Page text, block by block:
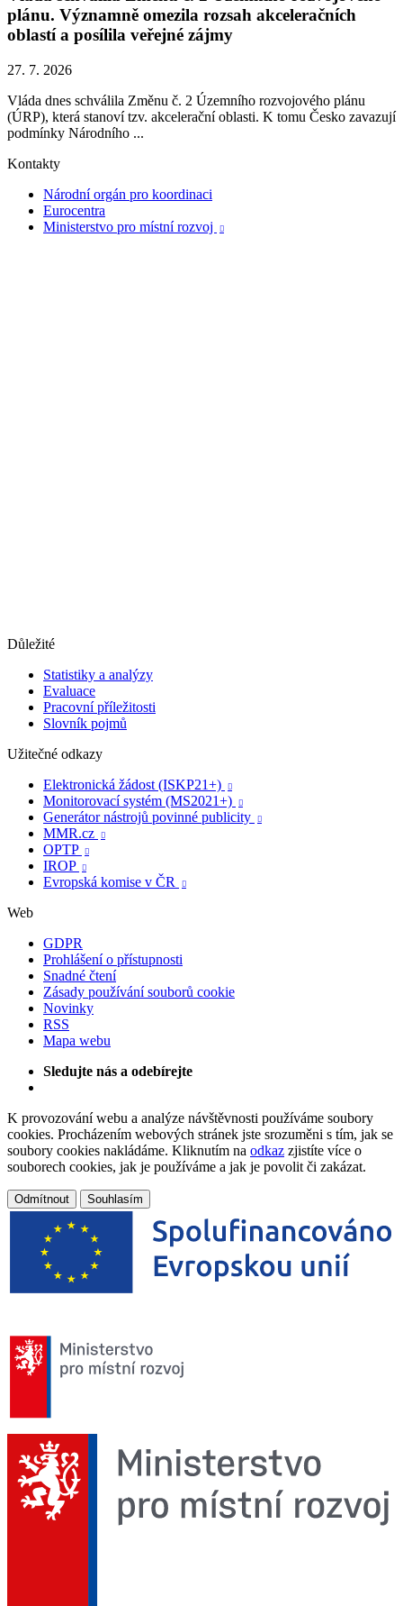
plánu. Významně omezila rozsah akceleračních
oblastí a posílila veřejné zájmy
27. 7. 2026
Vláda dnes schválila Změnu č. 2 Územního rozvojového plánu
(ÚRP), která stanoví tzv. akcelerační oblasti. K tomu Česko zavazují
podmínky Národního ...
Kontakty
Národní orgán pro koordinaci
Eurocentra
Ministerstvo pro místní rozvoj

Důležité
Statistiky a analýzy
Evaluace
Pracovní příležitosti
Slovník pojmů
Užitečné odkazy
Elektronická žádost (ISKP21+)

Monitorovací systém (MS2021+) 
Generátor nástrojů povinné publicity 
MMR.cz 
OPTP 
IROP 
Evropská komise v ČR 
Web
GDPR
Prohlášení o přístupnosti
Snadné čtení
Zásady používání souborů cookie
Novinky
RSS
Mapa webu
Sledujte nás a odebírejte
K provozování webu a analýze návštěvnosti používáme soubory
cookies. Procházením webových stránek jste srozuměni s tím, jak se
soubory cookies nakládáme. Kliknutím na odkaz zjistíte více o
souborech cookies, jak je používáme a jak je povolit či zakázat.
Odmítnout Souhlasím